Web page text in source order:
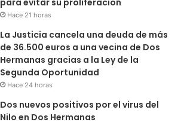
para evitar su proliferación
Hace 21 horas
La Justicia cancela una deuda de más
de 36.500 euros a una vecina de Dos
Hermanas gracias a la Ley de la
Segunda Oportunidad
Hace 24 horas
Dos nuevos positivos por el virus del
Nilo en Dos Hermanas